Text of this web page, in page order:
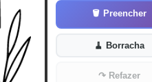
🪣 Preencher
🧹 Borracha
↷ Refazer